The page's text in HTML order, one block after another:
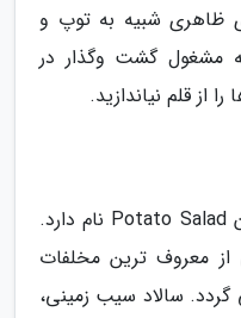
ظاهری شبیه به توپ و
مشغول گشت وگذار در
از قلم نیاندازید.
یکی دیگر از غذاهای مشهور آلمان Potato Salad نام دارد.
معروف ترین مخلفات
گردد. سالاد سیب زمینی،